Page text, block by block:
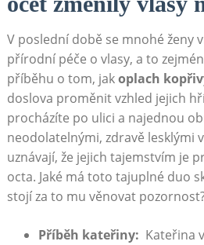
V poslední době se mnohé ženy
přírodní péče o⁣ vlasy,⁤ a to
příběhu o tom,‍ jakoplach
doslova proměnit‍ vzhled jejich
procházíte po ulici a najednou
neodolatelnými, zdravě lesklými
uznávají, že ⁣jejich tajemstvím je
octa. Jaké ⁣má toto tajuplné duo
stojí za ​to mu věnovat⁤
Příběh kateřiny:
Kateřina